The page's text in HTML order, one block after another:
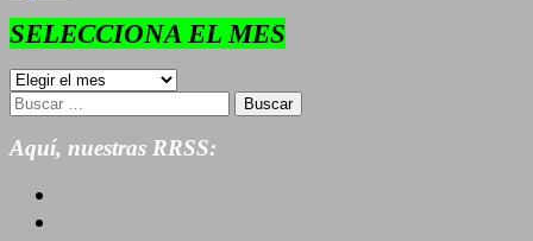
SELECCIONA EL MES
SELECCIONA
EL
MES
Buscar:
Aquí, nuestras RRSS: